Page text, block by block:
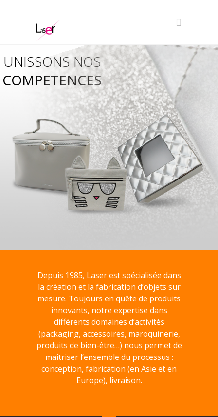
COMPETENCES
UNISSONS NOS
Depuis 1985, Laser est spécialisée dans
la création et la fabrication d’objets sur
mesure. Toujours en quête de produits
innovants, notre expertise dans
différents domaines d’activités
(packaging, accessoires, maroquinerie,
produits de bien-être…) nous permet de
maîtriser l’ensemble du processus :
conception, fabrication (en Asie et en
Europe), livraison.